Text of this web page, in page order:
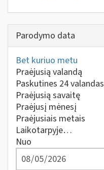
Parodymo data
Bet kuriuo metu
Praėjusią valandą
Paskutines 24 valandas
Praėjusią savaitę
Praėjusį mėnesį
Praėjusiais metais
Laikotarpyje…
Nuo